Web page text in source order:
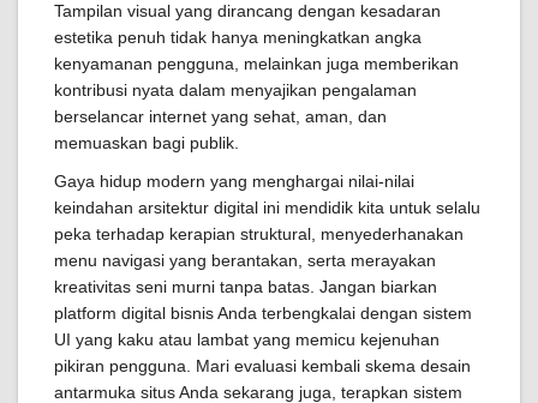
Tampilan visual yang dirancang dengan kesadaran
estetika penuh tidak hanya meningkatkan angka
kenyamanan pengguna, melainkan juga memberikan
kontribusi nyata dalam menyajikan pengalaman
berselancar internet yang sehat, aman, dan
memuaskan bagi publik.
Gaya hidup modern yang menghargai nilai-nilai
keindahan arsitektur digital ini mendidik kita untuk selalu
peka terhadap kerapian struktural, menyederhanakan
menu navigasi yang berantakan, serta merayakan
kreativitas seni murni tanpa batas. Jangan biarkan
platform digital bisnis Anda terbengkalai dengan sistem
UI yang kaku atau lambat yang memicu kejenuhan
pikiran pengguna. Mari evaluasi kembali skema desain
antarmuka situs Anda sekarang juga, terapkan sistem